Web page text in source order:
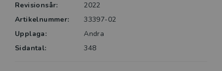
Revisionsår:
2022
Artikelnummer:
33397-02
Upplaga:
Andra
Sidantal:
348